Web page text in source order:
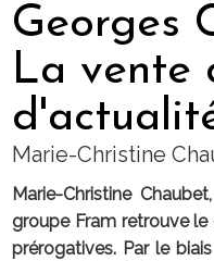
Georges
La vente
Marie-Christine
Marie-Christine
groupe Fram retrouve
prérogatives. Par le